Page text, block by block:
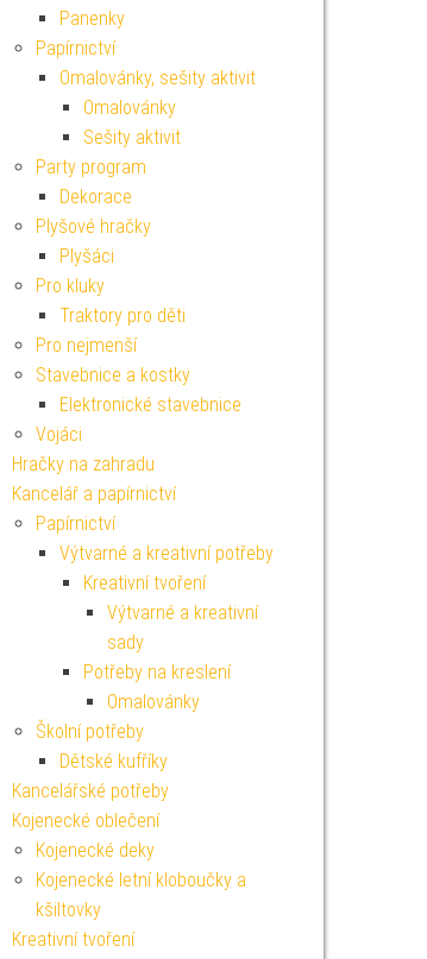
Panenky
Papírnictví
Omalovánky, sešity aktivit
Omalovánky
Sešity aktivit
Party program
Dekorace
Plyšové hračky
Plyšáci
Pro kluky
Traktory pro děti
Pro nejmenší
Stavebnice a kostky
Elektronické stavebnice
Vojáci
Hračky na zahradu
Kancelář a papírnictví
Papírnictví
Výtvarné a kreativní potřeby
Kreativní tvoření
Výtvarné a kreativní
sady
Potřeby na kreslení
Omalovánky
Školní potřeby
Dětské kufříky
Kancelářské potřeby
Kojenecké oblečení
Kojenecké deky
Kojenecké letní kloboučky a
kšiltovky
Kreativní tvoření